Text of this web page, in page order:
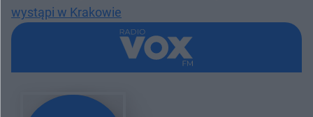
wystąpi w Krakowie